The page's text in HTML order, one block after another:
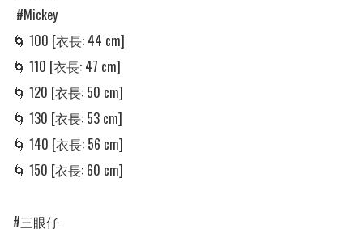
🌀 100 [衣長: 44 cm]
🌀 110 [衣長: 47 cm]
🌀 120 [衣長: 50 cm]
🌀 130 [衣長: 53 cm]
🌀 140 [衣長: 56 cm]
🌀 150 [衣長: 60 cm]
#三眼仔